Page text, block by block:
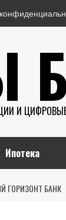
И
Ипотека
ГОРИЗОНТ БАНК